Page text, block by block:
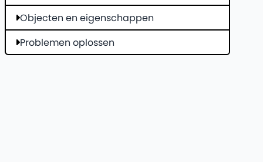
Objecten en eigenschappen
Problemen oplossen